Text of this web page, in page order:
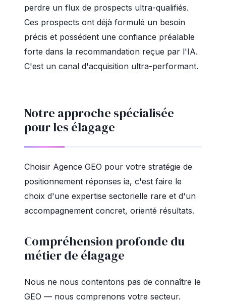
perdre un flux de prospects ultra-qualifiés.
Ces prospects ont déjà formulé un besoin
précis et possédent une confiance préalable
forte dans la recommandation reçue par l'IA.
C'est un canal d'acquisition ultra-performant.
Notre approche spécialisée
pour les élagage
Choisir Agence GEO pour votre stratégie de
positionnement réponses ia, c'est faire le
choix d'une expertise sectorielle rare et d'un
accompagnement concret, orienté résultats.
Compréhension profonde du
métier de élagage
Nous ne nous contentons pas de connaître le
GEO — nous comprenons votre secteur.